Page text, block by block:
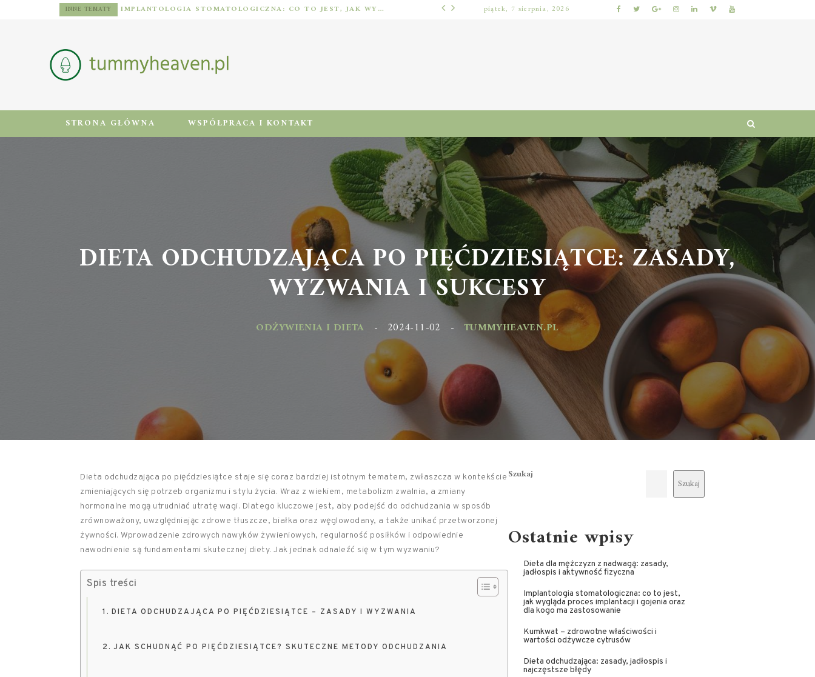
INNE TEMATY IMPLANTOLOGIA STOMATOLOGICZNA: CO TO JEST, JAK WYGLĄDA PROCES IMPLANTACJI I GOJENIA ORAZ DLA KOGO MA ZASTOSOWANIE ODŻYWIENIA I DIETA
piątek, 7 sierpnia, 2026
STRONA GŁÓWNA WSPÓŁPRACA I KONTAKT
DIETA ODCHUDZAJĄCA PO PIĘĆDZIESIĄTCE: ZASADY,
WYZWANIA I SUKCESY
ODŻYWIENIA I DIETA TUMMYHEAVEN.PL
Dieta odchudzająca po pięćdziesiątce staje się coraz bardziej istotnym tematem, zwłaszcza w kontekście
zmieniających się potrzeb organizmu i stylu życia. Wraz z wiekiem, metabolizm zwalnia, a zmiany
hormonalne mogą utrudniać utratę wagi. Dlatego kluczowe jest, aby podejść do odchudzania w sposób
zrównoważony, uwzględniając zdrowe tłuszcze, białka oraz węglowodany, a także unikać przetworzonej
żywności. Wprowadzenie zdrowych nawyków żywieniowych, regularność posiłków i odpowiednie
nawodnienie są fundamentami skutecznej diety. Jak jednak odnaleźć się w tym wyzwaniu?
Spis treści
DIETA ODCHUDZAJĄCA PO PIĘĆDZIESIĄTCE – ZASADY I WYZWANIA
JAK SCHUDNĄĆ PO PIĘĆDZIESIĄTCE? SKUTECZNE METODY ODCHUDZANIA
Szukaj
Szukaj
Ostatnie wpisy
Dieta dla mężczyzn z nadwagą: zasady,
jadłospis i aktywność fizyczna
Implantologia stomatologiczna: co to jest,
jak wygląda proces implantacji i gojenia oraz
dla kogo ma zastosowanie
Kumkwat – zdrowotne właściwości i
wartości odżywcze cytrusów
Dieta odchudzająca: zasady, jadłospis i
najczęstsze błędy